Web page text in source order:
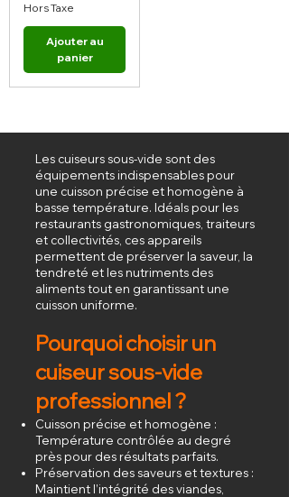
Hors Taxe
Ajouter au
panier
Les cuiseurs sous-vide sont des
équipements indispensables pour
une cuisson précise et homogène à
basse température. Idéals pour les
restaurants gastronomiques, traiteurs
et collectivités, ces appareils
permettent de préserver la saveur, la
tendreté et les nutriments des
aliments tout en garantissant une
cuisson uniforme.
Pourquoi choisir un
cuiseur sous-vide
professionnel ?
Cuisson précise et homogène :
Température contrôlée au degré
près pour des résultats parfaits.
Préservation des saveurs et textures :
Maintient l’intégrité des viandes,